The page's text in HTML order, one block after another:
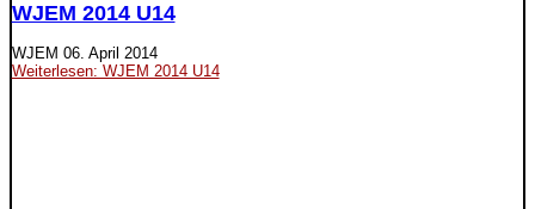
WJEM 2014 U14
WJEM 06. April 2014
Weiterlesen: WJEM 2014 U14